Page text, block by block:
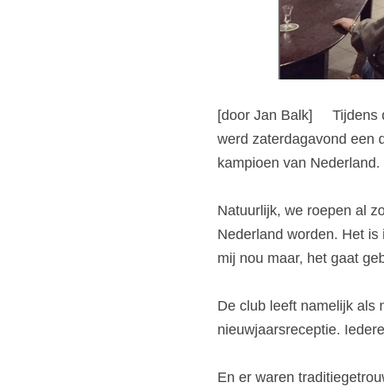
[door Jan Balk]
werd zaterdagavond een
kampioen van Nederland.
Natuurlijk, we roepen al
Nederland worden. Het
mij nou maar, het gaat
De club leeft namelijk als
nieuwjaarsreceptie.
En er waren